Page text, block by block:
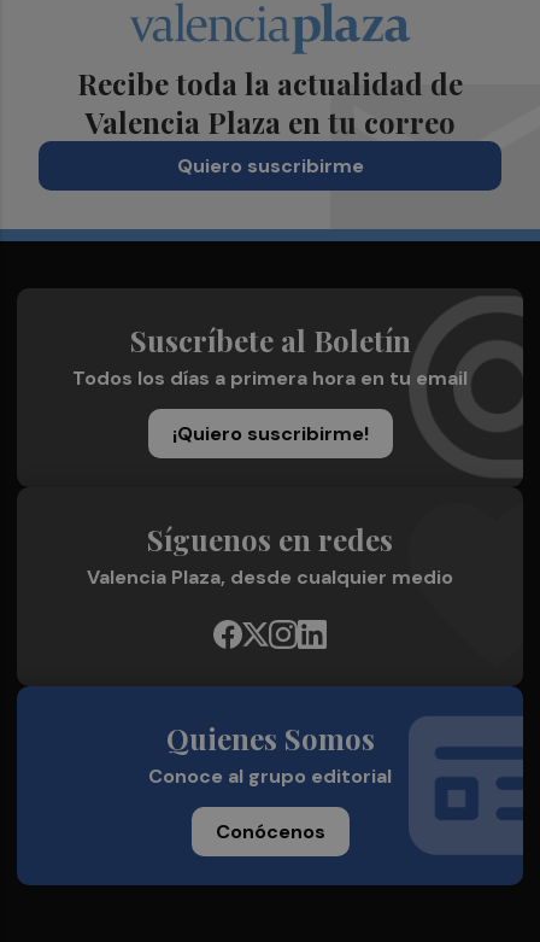
Recibe toda la actualidad de
Valencia Plaza en tu correo
Quiero suscribirme
Suscríbete al Boletín
Todos los días a primera hora en tu email
¡Quiero suscribirme!
Síguenos en redes
Valencia Plaza, desde cualquier medio
Quienes Somos
Conoce al grupo editorial
Conócenos